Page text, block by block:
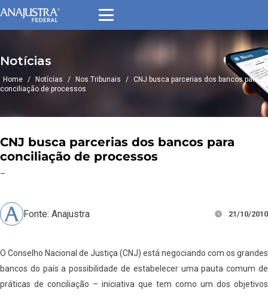
Notícias
Home / Notícias / Nos Tribunais / CNJ busca parcerias dos bancos para
conciliação de processos
CNJ busca parcerias dos bancos para
conciliação de processos
–
Fonte: Anajustra 21/10/2010
O Conselho Nacional de Justiça (CNJ) está negociando com os grandes
bancos do país a possibilidade de estabelecer uma pauta comum de
práticas de conciliação – iniciativa que tem como um dos objetivos